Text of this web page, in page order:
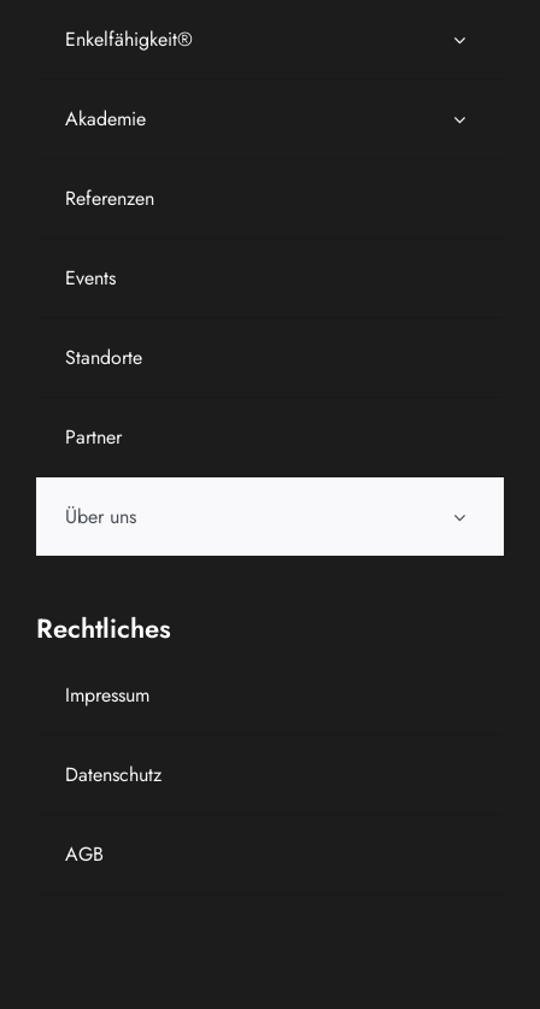
Enkelfähigkeit®
Akademie
Referenzen
Events
Standorte
Partner
Über uns
Rechtliches
Impressum
Datenschutz
AGB